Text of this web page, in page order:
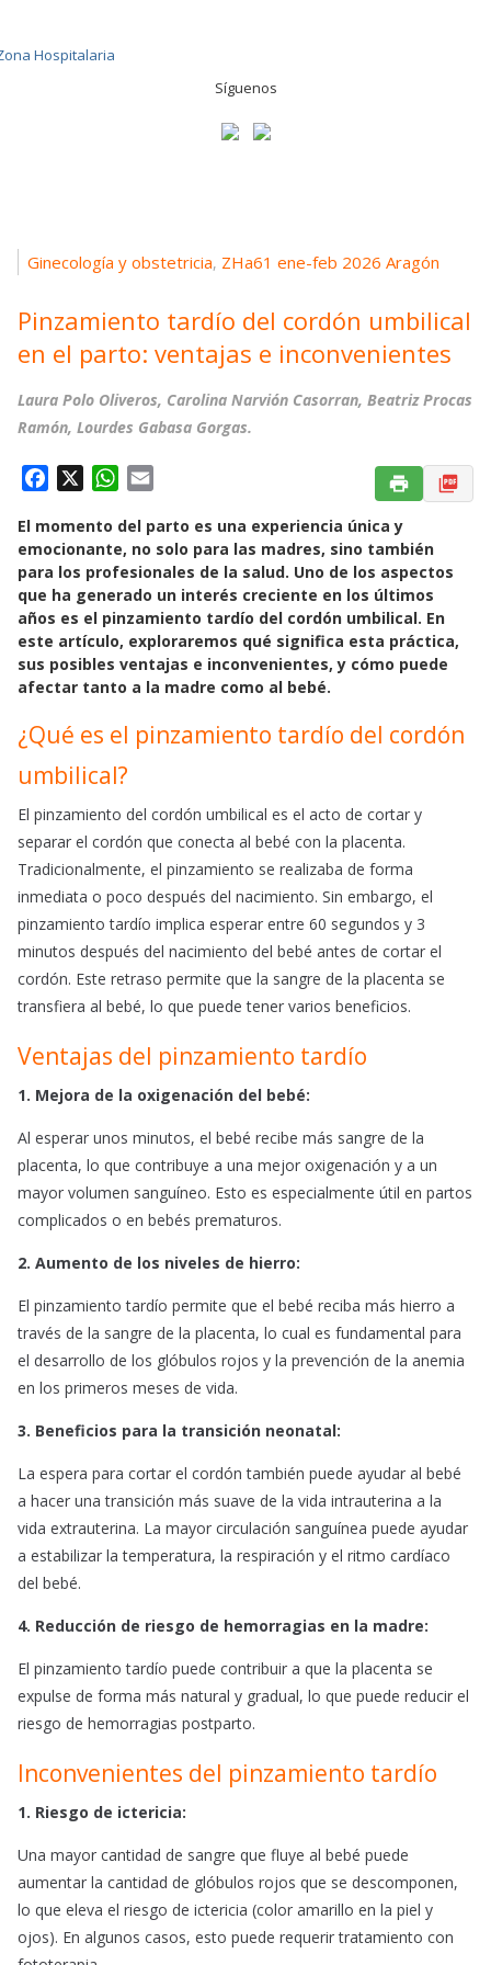
Síguenos
Ginecología y obstetricia, ZHa61 ene-feb 2026 Aragón
Pinzamiento tardío del cordón umbilical
en el parto: ventajas e inconvenientes
Laura Polo Oliveros, Carolina Narvión Casorran, Beatriz Procas
Ramón, Lourdes Gabasa Gorgas.
c
e
b
o
o
k
W
a
t
s
A
p
a
i
l
El momento del parto es una experiencia única y
emocionante, no solo para las madres, sino también
para los profesionales de la salud. Uno de los aspectos
que ha generado un interés creciente en los últimos
años es el pinzamiento tardío del cordón umbilical. En
este artículo, exploraremos qué significa esta práctica,
sus posibles ventajas e inconvenientes, y cómo puede
afectar tanto a la madre como al bebé.
¿Qué es el pinzamiento tardío del cordón
umbilical?
El pinzamiento del cordón umbilical es el acto de cortar y
separar el cordón que conecta al bebé con la placenta.
Tradicionalmente, el pinzamiento se realizaba de forma
inmediata o poco después del nacimiento. Sin embargo, el
pinzamiento tardío implica esperar entre 60 segundos y 3
minutos después del nacimiento del bebé antes de cortar el
cordón. Este retraso permite que la sangre de la placenta se
transfiera al bebé, lo que puede tener varios beneficios.
Ventajas del pinzamiento tardío
1. Mejora de la oxigenación del bebé:
Al esperar unos minutos, el bebé recibe más sangre de la
placenta, lo que contribuye a una mejor oxigenación y a un
mayor volumen sanguíneo. Esto es especialmente útil en partos
complicados o en bebés prematuros.
2. Aumento de los niveles de hierro:
El pinzamiento tardío permite que el bebé reciba más hierro a
través de la sangre de la placenta, lo cual es fundamental para
el desarrollo de los glóbulos rojos y la prevención de la anemia
en los primeros meses de vida.
3. Beneficios para la transición neonatal:
La espera para cortar el cordón también puede ayudar al bebé
a hacer una transición más suave de la vida intrauterina a la
vida extrauterina. La mayor circulación sanguínea puede ayudar
a estabilizar la temperatura, la respiración y el ritmo cardíaco
del bebé.
4. Reducción de riesgo de hemorragias en la madre:
El pinzamiento tardío puede contribuir a que la placenta se
expulse de forma más natural y gradual, lo que puede reducir el
riesgo de hemorragias postparto.
Inconvenientes del pinzamiento tardío
1. Riesgo de ictericia:
Una mayor cantidad de sangre que fluye al bebé puede
aumentar la cantidad de glóbulos rojos que se descomponen,
lo que eleva el riesgo de ictericia (color amarillo en la piel y
ojos). En algunos casos, esto puede requerir tratamiento con